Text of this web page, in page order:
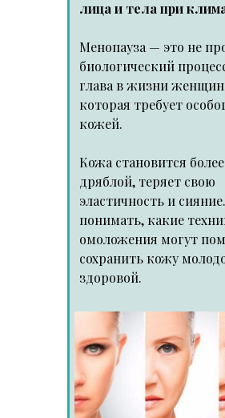
лица и тела при
Менопауза — это не
биологический
глава в жизни
которая требует
кожей.
Кожа становится
дряблой, теряет свою
эластичность и
понимать, какие
омоложения могут
сохранить кожу
здоровой.